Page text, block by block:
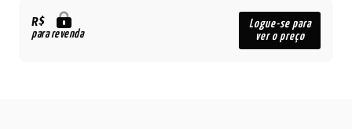
R$
para revenda
Logue-se para
ver o preço